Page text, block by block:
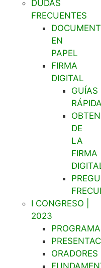
DUDAS
FRECUENTES
EN
PAPEL
FIRMA
DIGITAL
GUÍAS
DE
LA
FIRMA
I CONGRESO |
2023
PROGRAMA
ORADORES